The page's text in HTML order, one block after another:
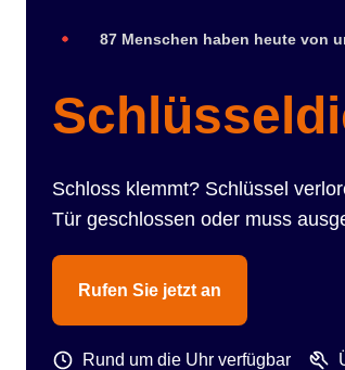
87 Menschen haben heute von
Schloss klemmt? Schlüssel
Tür geschlossen oder muss
Rufen Sie jetzt an
Rund um die Uhr verfügbar